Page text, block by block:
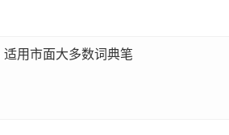
用市面大多数词典笔